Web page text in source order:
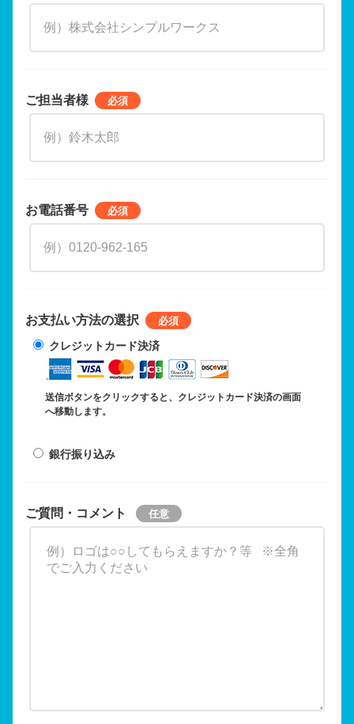
ご担当者様
お電話番号
お支払い方法の選択
クレジットカード決済
送信ボタンをクリックすると、クレジットカード決済の画面
へ移動します。
銀行振り込み
ご質問・コメント